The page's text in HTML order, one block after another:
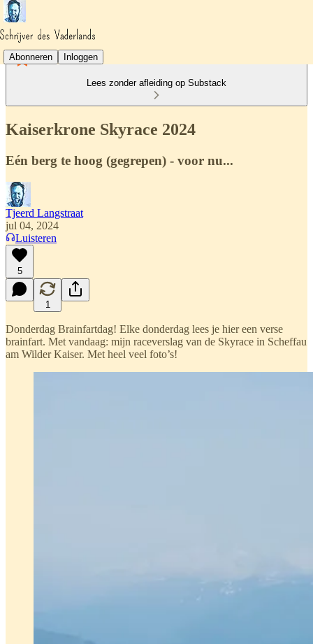
Abonneren Inloggen
Lees zonder afleiding op Substack
Kaiserkrone Skyrace 2024
Eén berg te hoog (gegrepen) - voor nu...
Tjeerd Langstraat
jul 04, 2024
Luisteren
5
1
Donderdag Brainfartdag! Elke donderdag lees je hier een verse
brainfart. Met vandaag: mijn raceverslag van de Skyrace in Scheffau
am Wilder Kaiser. Met heel veel foto’s!